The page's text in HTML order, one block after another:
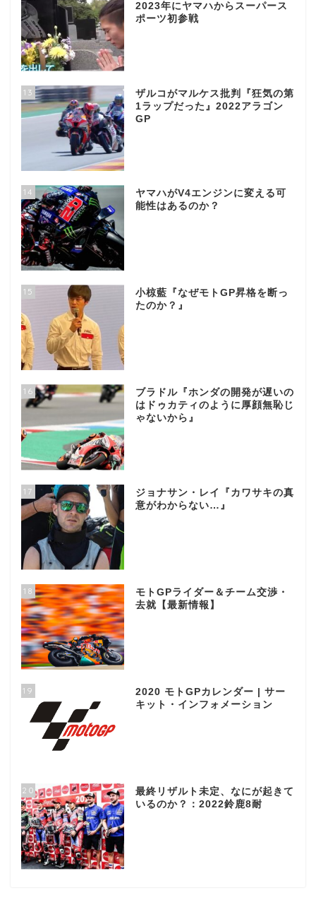
2023年にヤマハからスーパース
ポーツ初参戦
13
ザルコがマルケス批判『狂気の第
1ラップだった』2022アラゴン
GP
14
ヤマハがV4エンジンに変える可
能性はあるのか？
15
小椋藍『なぜモトGP昇格を断っ
たのか？』
16
ブラドル『ホンダの開発が遅いの
はドゥカティのように厚顔無恥じ
ゃないから』
17
ジョナサン・レイ『カワサキの真
意がわからない…』
18
モトGPライダー＆チーム交渉・
去就【最新情報】
19
2020 モトGPカレンダー | サー
キット・インフォメーション
20
最終リザルト未定、なにが起きて
いるのか？：2022鈴鹿8耐